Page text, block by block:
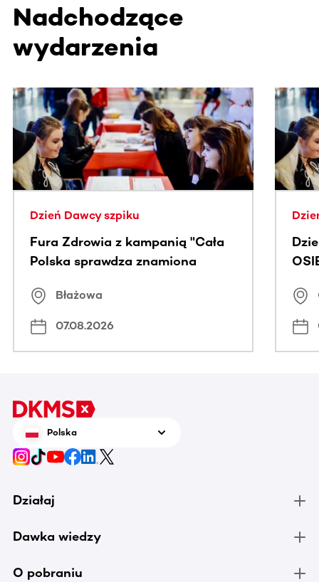
Nadchodzące
wydarzenia
Ta sekcja zawiera treści przewijane w poziomie. Użyj
Dzień Dawcy szpiku
Fura Zdrowia z kampanią "Cała
Polska sprawdza znamiona
Błażowa
07.08.2026
Polska
Działaj
Dawka wiedzy
O pobraniu